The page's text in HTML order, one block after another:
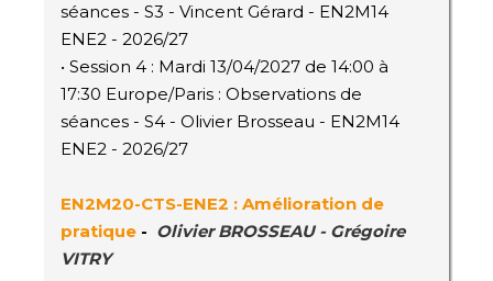
séances - S3 - Vincent Gérard - EN2M14
ENE2 - 2026/27
• Session 4 : Mardi 13/04/2027 de 14:00 à
17:30 Europe/Paris : Observations de
séances - S4 - Olivier Brosseau - EN2M14
ENE2 - 2026/27
EN2M20-CTS-ENE2 : Amélioration de
pratique - Olivier BROSSEAU - Grégoire
VITRY